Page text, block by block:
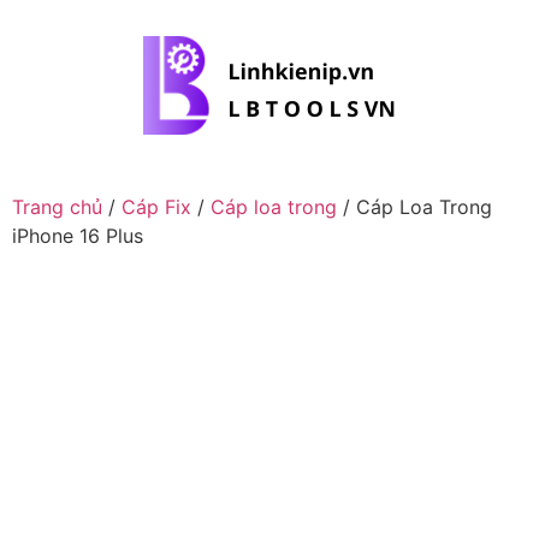
Trang chủ / Cáp Fix / Cáp loa trong / Cáp Loa Trong
iPhone 16 Plus